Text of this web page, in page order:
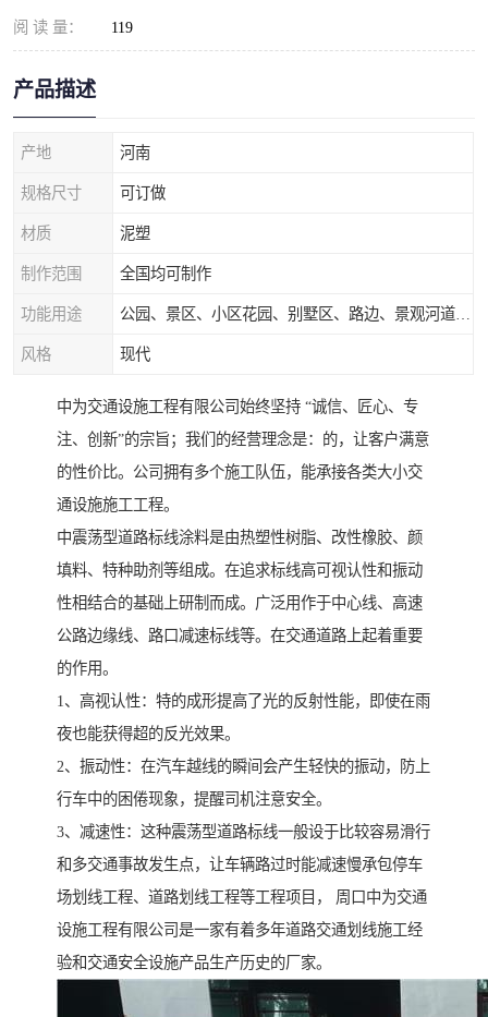
阅 读 量： 119
产品描述
产地 河南
规格尺寸 可订做
材质 泥塑
制作范围 全国均可制作
功能用途
风格 现代
中为交通设施工程有限公司始终坚持 “诚信、匠心、专
注、创新”的宗旨；我们的经营理念是：的，让客户满意
的性价比。公司拥有多个施工队伍，能承接各类大小交
通设施施工工程。
中震荡型道路标线涂料是由热塑性树脂、改性橡胶、颜
填料、特种助剂等组成。在追求标线高可视认性和振动
性相结合的基础上研制而成。广泛用作于中心线、高速
公路边缘线、路口减速标线等。在交通道路上起着重要
的作用。
1、高视认性：特的成形提高了光的反射性能，即使在雨
夜也能获得超的反光效果。
2、振动性：在汽车越线的瞬间会产生轻快的振动，防上
行车中的困倦现象，提醒司机注意安全。
3、减速性：这种震荡型道路标线一般设于比较容易滑行
和多交通事故发生点，让车辆路过时能减速慢承包停车
场划线工程、道路划线工程等工程项目， 周口中为交通
设施工程有限公司是一家有着多年道路交通划线施工经
验和交通安全设施产品生产历史的厂家。